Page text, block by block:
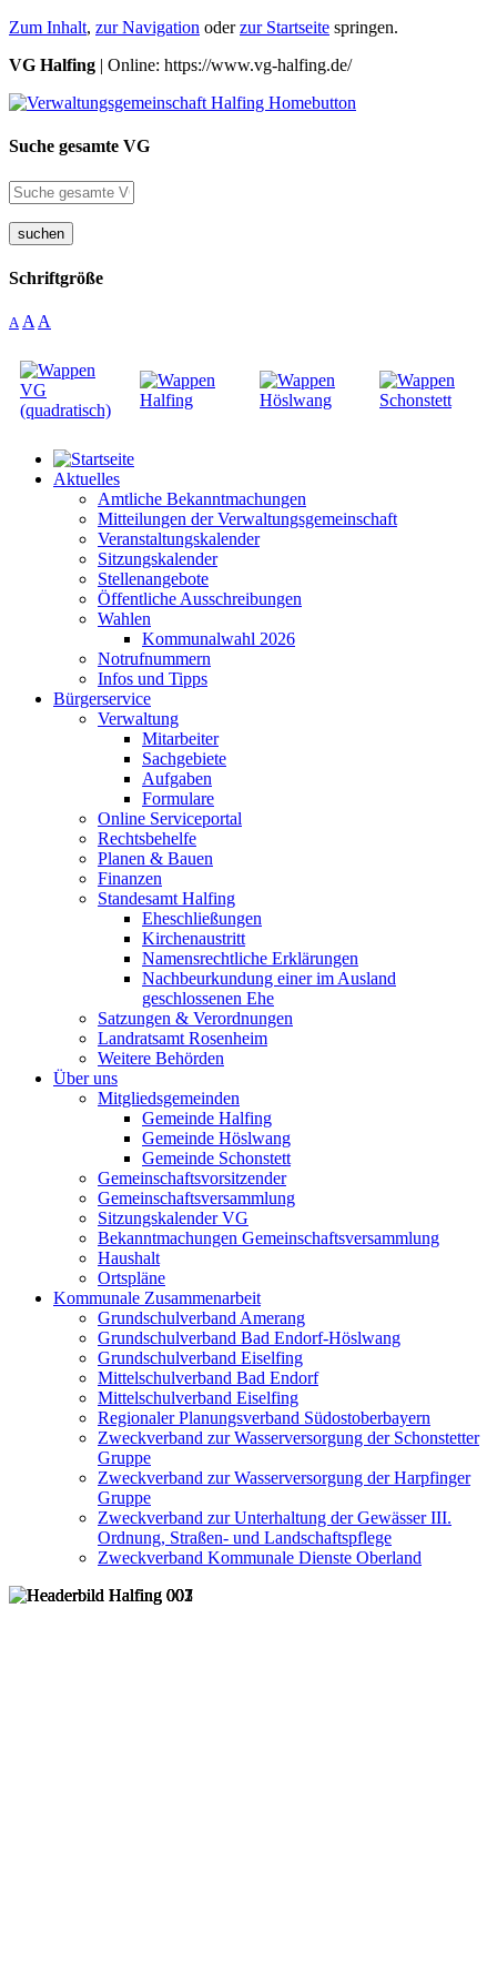
Zum Inhalt, zur Navigation oderzur Startseite springen.
VG Halfing | Online: https://www.vg-halfing.de/
Suche gesamte VG
suchen
Schriftgröße
A A A
Aktuelles
Amtliche Bekanntmachungen
Mitteilungen der Verwaltungsgemeinschaft
Veranstaltungskalender
Sitzungskalender
Stellenangebote
Öffentliche Ausschreibungen
Wahlen
Kommunalwahl 2026
Notrufnummern
Infos und Tipps
Bürgerservice
Verwaltung
Mitarbeiter
Sachgebiete
Aufgaben
Formulare
Online Serviceportal
Rechtsbehelfe
Planen & Bauen
Finanzen
Standesamt Halfing
Eheschließungen
Kirchenaustritt
Namensrechtliche Erklärungen
Nachbeurkundung einer im Ausland
geschlossenen Ehe
Satzungen & Verordnungen
Landratsamt Rosenheim
Weitere Behörden
Über uns
Mitgliedsgemeinden
Gemeinde Halfing
Gemeinde Höslwang
Gemeinde Schonstett
Gemeinschaftsvorsitzender
Gemeinschaftsversammlung
Sitzungskalender VG
Bekanntmachungen Gemeinschaftsversammlung
Haushalt
Ortspläne
Kommunale Zusammenarbeit
Grundschulverband Amerang
Grundschulverband Bad Endorf-Höslwang
Grundschulverband Eiselfing
Mittelschulverband Bad Endorf
Mittelschulverband Eiselfing
Regionaler Planungsverband Südostoberbayern
Zweckverband zur Wasserversorgung der Schonstetter
Gruppe
Zweckverband zur Wasserversorgung der Harpfinger
Gruppe
Zweckverband zur Unterhaltung der Gewässer III.
Ordnung, Straßen- und Landschaftspflege
Zweckverband Kommunale Dienste Oberland